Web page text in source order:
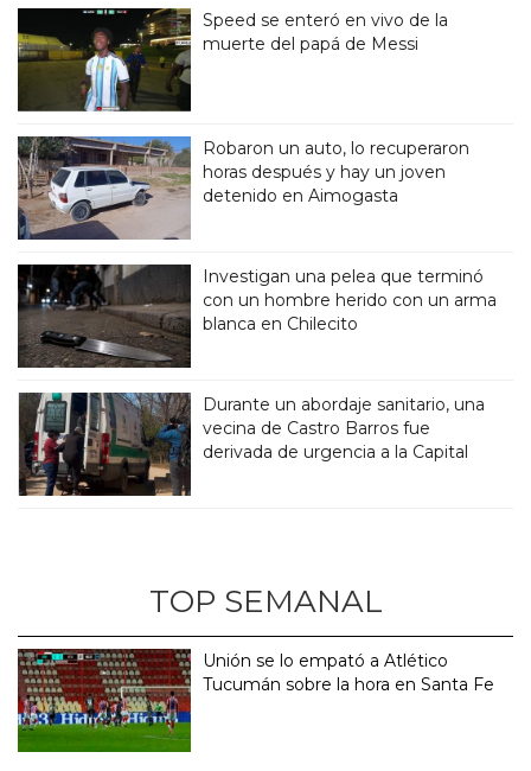
Speed se enteró en vivo de la
muerte del papá de Messi
Robaron un auto, lo recuperaron
horas después y hay un joven
detenido en Aimogasta
Investigan una pelea que terminó
con un hombre herido con un arma
blanca en Chilecito
Durante un abordaje sanitario, una
vecina de Castro Barros fue
derivada de urgencia a la Capital
TOP SEMANAL
Unión se lo empató a Atlético
Tucumán sobre la hora en Santa Fe